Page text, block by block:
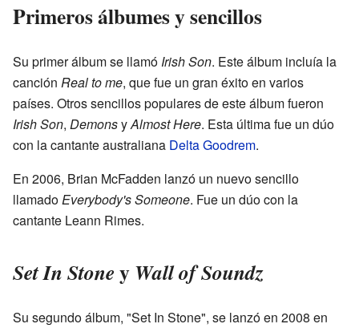
Primeros álbumes y sencillos
Su primer álbum se llamó Irish Son. Este álbum incluía la
canción Real to me, que fue un gran éxito en varios
países. Otros sencillos populares de este álbum fueron
Irish Son, DemonsyAlmost Here. Esta última fue un dúo
con la cantante australiana Delta Goodrem.
En 2006, Brian McFadden lanzó un nuevo sencillo
llamadoEverybody's Someone. Fue un dúo con la
cantante Leann Rimes.
Set In StoneyWall of Soundz
Su segundo álbum, "Set In Stone", se lanzó en 2008 en